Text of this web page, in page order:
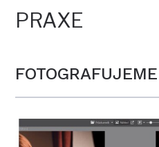
PRAXE
FOTOGRAFUJEME